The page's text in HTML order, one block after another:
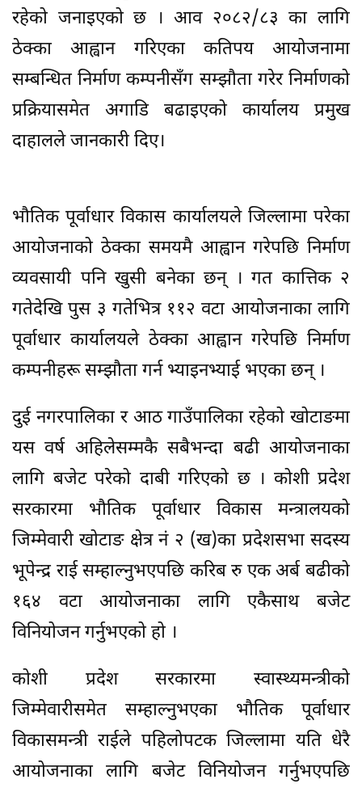
रहेको जनाइएको छ । आव २०८२/८३ का लागि
ठेक्का आह्वान गरिएका कतिपय आयोजनामा
सम्बन्धित निर्माण कम्पनीसँग सम्झौता गरेर निर्माणको
प्रक्रियासमेत अगाडि बढाइएको कार्यालय प्रमुख
दाहालले जानकारी दिए।
भौतिक पूर्वाधार विकास कार्यालयले जिल्लामा परेका
आयोजनाको ठेक्का समयमै आह्वान गरेपछि निर्माण
व्यवसायी पनि खुसी बनेका छन् । गत कात्तिक २
गतेदेखि पुस ३ गतेभित्र ११२ वटा आयोजनाका लागि
पूर्वाधार कार्यालयले ठेक्का आह्वान गरेपछि निर्माण
कम्पनीहरू सम्झौता गर्न भ्याइनभ्याई भएका छन् ।
दुई नगरपालिका र आठ गाउँपालिका रहेको खोटाङमा
यस वर्ष अहिलेसम्मकै सबैभन्दा बढी आयोजनाका
लागि बजेट परेको दाबी गरिएको छ । कोशी प्रदेश
सरकारमा भौतिक पूर्वाधार विकास मन्त्रालयको
जिम्मेवारी खोटाङ क्षेत्र नं २ (ख)का प्रदेशसभा सदस्य
भूपेन्द्र राई सम्हाल्नुभएपछि करिब रु एक अर्ब बढीको
१६४ वटा आयोजनाका लागि एकैसाथ बजेट
विनियोजन गर्नुभएको हो ।
कोशी प्रदेश सरकारमा स्वास्थ्यमन्त्रीको
जिम्मेवारीसमेत सम्हाल्नुभएका भौतिक पूर्वाधार
विकासमन्त्री राईले पहिलोपटक जिल्लामा यति धेरै
आयोजनाका लागि बजेट विनियोजन गर्नुभएपछि